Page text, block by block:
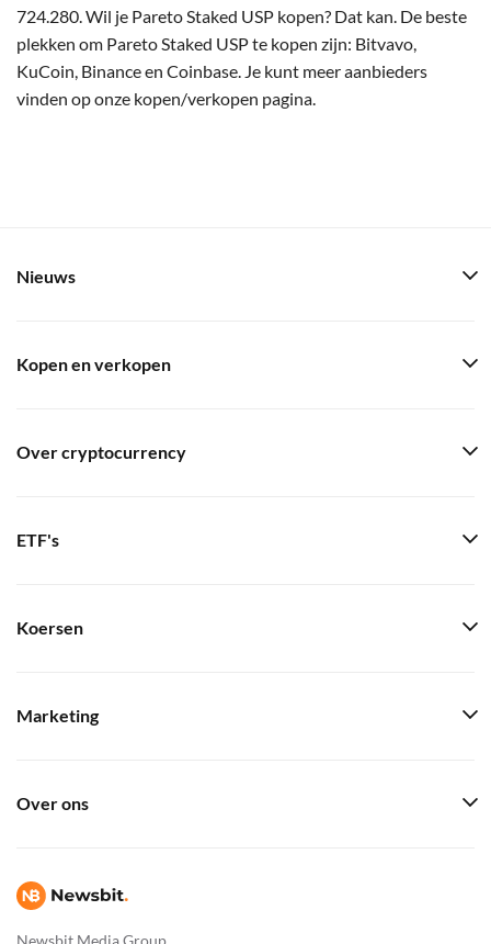
724.280. Wil je Pareto Staked USP kopen? Dat kan. De beste
plekken om Pareto Staked USP te kopen zijn: Bitvavo,
KuCoin, Binance en Coinbase. Je kunt meer aanbieders
vinden op onze kopen/verkopen pagina.
Newsbit Media Group
Nieuws
Kopen en verkopen
Over cryptocurrency
ETF's
Koersen
Marketing
Over ons